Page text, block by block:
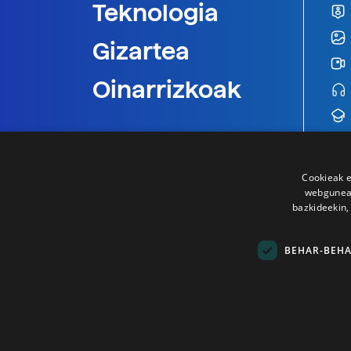
Teknologia
Gizartea
Oinarrizkoak
Cookieak
BEHAR-